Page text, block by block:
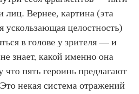
лиц. Вернее, картина (эта
ускользающая целостность)
в голове у зрителя — и
знает, какой именно она
что пять героинь предлагают
некая система отражений